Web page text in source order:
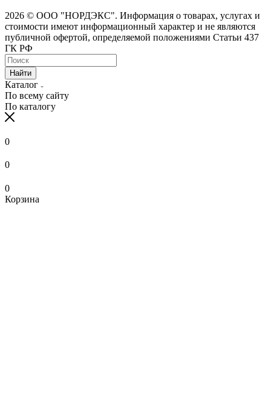
2026 © ООО "НОРДЭКС". Информация о товарах, услугах и
стоимости имеют информационный характер и не являются
публичной офертой, определяемой положениями Статьи 437
ГК РФ
Найти
Каталог
По всему сайту
По каталогу
0
0
0
Корзина